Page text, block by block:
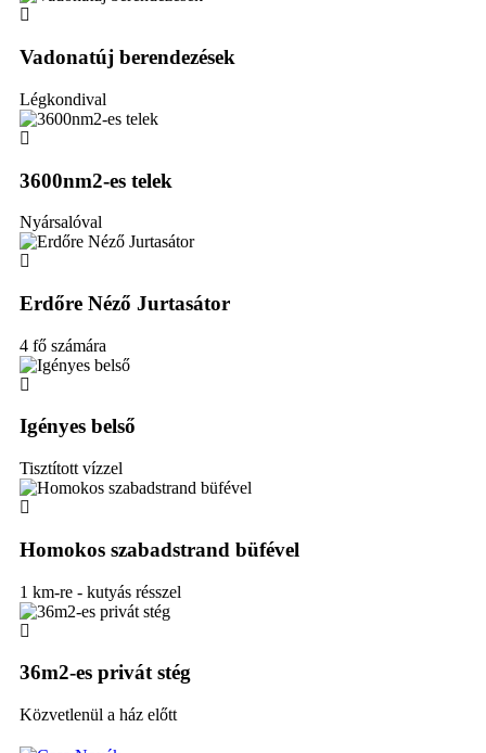
Vadonatúj berendezések
Légkondival
3600nm2-es telek
Nyársalóval
Erdőre Néző Jurtasátor
4 fő számára
Igényes belső
Tisztított vízzel
Homokos szabadstrand büfével
1 km-re - kutyás résszel
36m2-es privát stég
Közvetlenül a ház előtt